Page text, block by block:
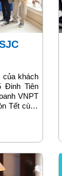
khách
Đinh Tiên
VNPT
Tết cùng
hàng